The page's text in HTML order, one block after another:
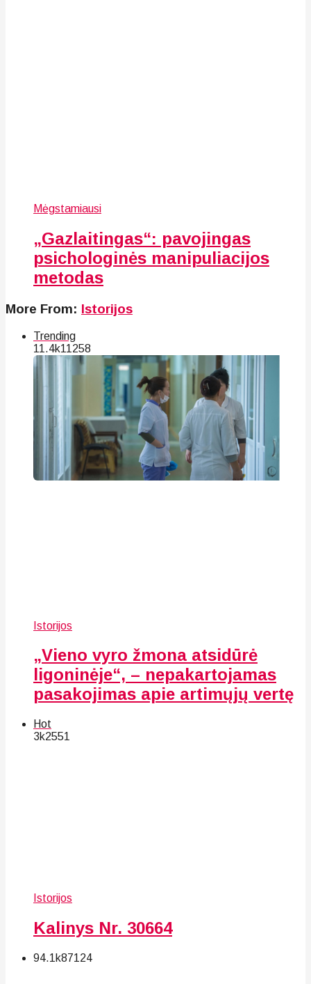
Mėgstamiausi
„Gazlaitingas“: pavojingas
psichologinės manipuliacijos
metodas
More From: Istorijos
Trending
11.4k11258
Istorijos
„Vieno vyro žmona atsidūrė
ligoninėje“, – nepakartojamas
pasakojimas apie artimųjų vertę
Hot
3k2551
Istorijos
Kalinys Nr. 30664
94.1k87124